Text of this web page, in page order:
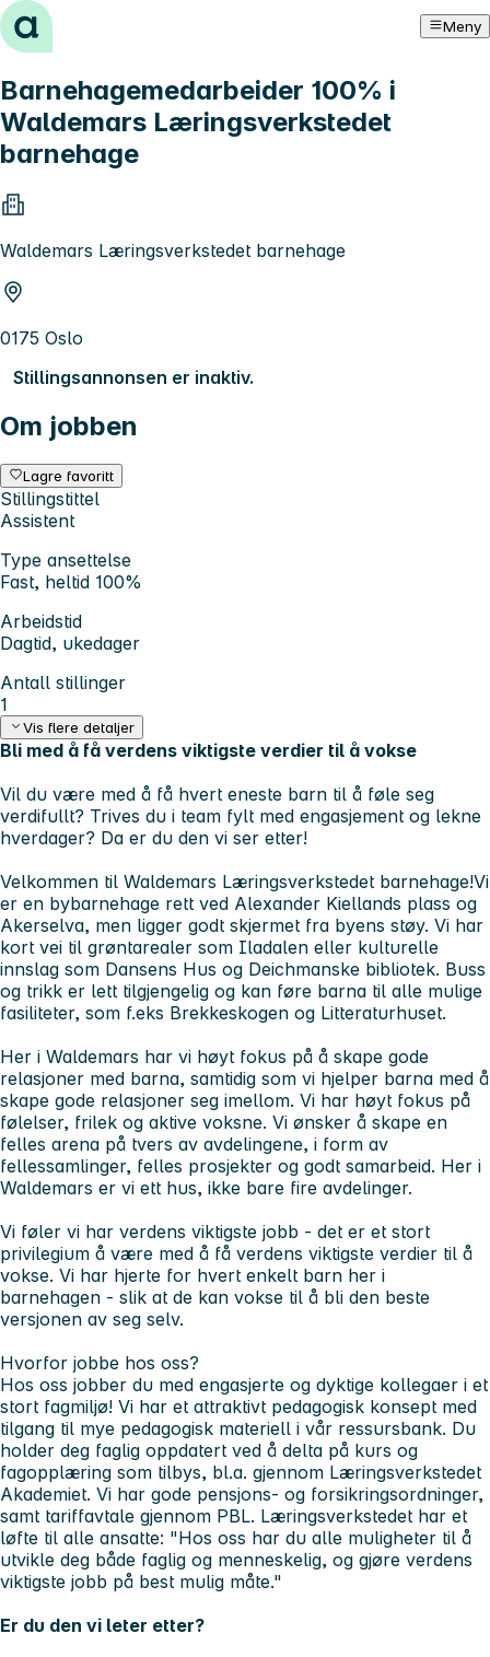
Hopp til innhold Meny
Barnehagemedarbeider 100% i
Waldemars Læringsverkstedet
barnehage
Waldemars Læringsverkstedet barnehage
0175 Oslo
Stillingsannonsen er inaktiv.
Om jobben
Lagre favoritt
Stillingstittel
Assistent
Type ansettelse
Fast, heltid 100%
Arbeidstid
Dagtid, ukedager
Antall stillinger
1
Vis flere detaljer
Bli med å få verdens viktigste verdier til å vokse
Vil du være med å få hvert eneste barn til å føle seg
verdifullt? Trives du i team fylt med engasjement og lekne
hverdager? Da er du den vi ser etter!
Velkommen til Waldemars Læringsverkstedet barnehage!Vi
er en bybarnehage rett ved Alexander Kiellands plass og
Akerselva, men ligger godt skjermet fra byens støy. Vi har
kort vei til grøntarealer som Iladalen eller kulturelle
innslag som Dansens Hus og Deichmanske bibliotek. Buss
og trikk er lett tilgjengelig og kan føre barna til alle mulige
fasiliteter, som f.eks Brekkeskogen og Litteraturhuset.
Her i Waldemars har vi høyt fokus på å skape gode
relasjoner med barna, samtidig som vi hjelper barna med å
skape gode relasjoner seg imellom. Vi har høyt fokus på
følelser, frilek og aktive voksne. Vi ønsker å skape en
felles arena på tvers av avdelingene, i form av
fellessamlinger, felles prosjekter og godt samarbeid. Her i
Waldemars er vi ett hus, ikke bare fire avdelinger.
Vi føler vi har verdens viktigste jobb - det er et stort
privilegium å være med å få verdens viktigste verdier til å
vokse. Vi har hjerte for hvert enkelt barn her i
barnehagen - slik at de kan vokse til å bli den beste
versjonen av seg selv.
Hvorfor jobbe hos oss?
Hos oss jobber du med engasjerte og dyktige kollegaer i et
stort fagmiljø! Vi har et attraktivt pedagogisk konsept med
tilgang til mye pedagogisk materiell i vår ressursbank. Du
holder deg faglig oppdatert ved å delta på kurs og
fagopplæring som tilbys, bl.a. gjennom Læringsverkstedet
Akademiet. Vi har gode pensjons- og forsikringsordninger,
samt tariffavtale gjennom PBL. Læringsverkstedet har et
løfte til alle ansatte: "Hos oss har du alle muligheter til å
utvikle deg både faglig og menneskelig, og gjøre verdens
viktigste jobb på best mulig måte."
Er du den vi leter etter?